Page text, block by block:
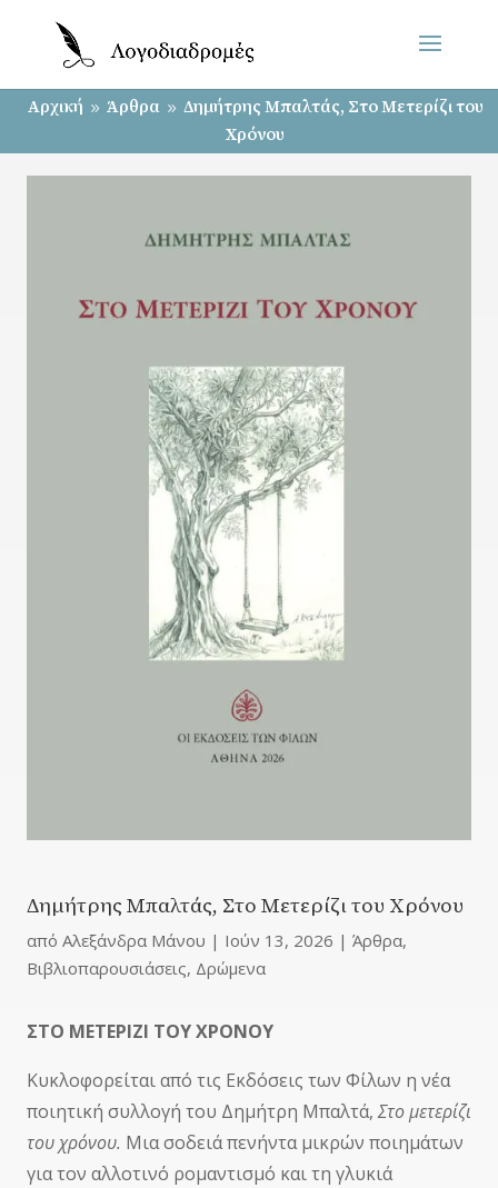
Αρχική 9 Άρθρα 9 Δημήτρης Μπαλτάς, Στο Μετερίζι του
Χρόνου
Δημήτρης Μπαλτάς, Στο Μετερίζι του Χρόνου
από Αλεξάνδρα Μάνου | Ιούν 13, 2026 | Άρθρα,
Βιβλιοπαρουσιάσεις, Δρώμενα
ΣΤΟ ΜΕΤΕΡΙΖΙ ΤΟΥ ΧΡΟΝΟΥ
Κυκλοφορείται από τις Εκδόσεις των Φίλων η νέα
ποιητική συλλογή του Δημήτρη Μπαλτά, Στο μετερίζι
του χρόνου. Μια σοδειά πενήντα μικρών ποιημάτων
για τον αλλοτινό ρομαντισμό και τη γλυκιά